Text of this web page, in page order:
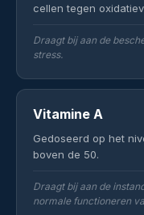
cellen tegen
Draagt bij aan de
stress.
Vitamine A
Gedoseerd op het
boven de 50.
Draagt bij aan de
normale functioneren